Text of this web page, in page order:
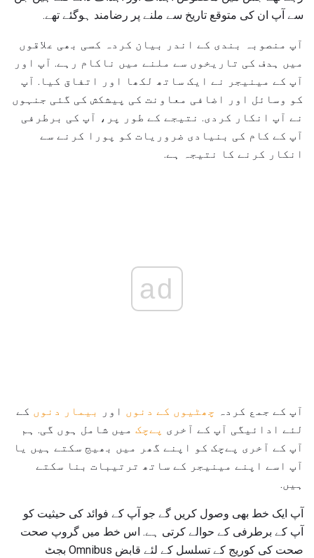
سے آپ ان کی متوقع تاریخ سے ملنے پر رضامند ہوگئے تھے.
آپ منصوبہ بندی کے اندر بیان کردہ کسی بھی علاقوں
میں ہدف کی تاریخوں سے ملنے میں ناکام رہے. آپ اور
آپ کے مینیجر نے ایک ساتھ لکھا اور اتفاق کیا. آپ
کو وسائل اور اضافی معاونت کی پیشکش کی گئی جنہوں
نے آپ انکار کردی. نتیجے کے طور پر، آپ کی برطرفی
آپ کے کام کی بنیادی ضروریات کو پورا کرنے سے
انکار کرنے کا نتیجہ ہے.
ad
آپ کے جمع کردہ چھٹیوں کے دنوں اور بیمار دنوں کے
لئے ادائیگی آپ کے آخری پےچک میں شامل ہوں گی. ہم
آپ کے آخری پےچک کو اپنے گھر میں بھیج سکتے ہیں یا
آپ اسے اپنے مینیجر کے ساتھ ترتیبات بنا سکتے
ہیں.
آپ ایک خط بھی وصول کریں گے جو آپ کے فوائد کی حیثیت کو
آپ کے برطرفی کے حوالے کرتی ہے. اس خط میں گروپ صحت
صحت کی کوریج کے تسلسل کے لئے قابض Omnibus بجٹ